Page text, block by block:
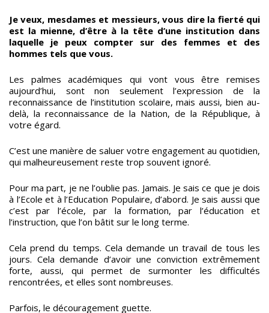
Je veux, mesdames et messieurs, vous dire la fierté qui
est la mienne, d’être à la tête d’une institution dans
laquelle je peux compter sur des femmes et des
hommes tels que vous.
Les palmes académiques qui vont vous être remises
aujourd’hui, sont non seulement l’expression de la
reconnaissance de l’institution scolaire, mais aussi, bien au-
delà, la reconnaissance de la Nation, de la République, à
votre égard.
C’est une manière de saluer votre engagement au quotidien,
qui malheureusement reste trop souvent ignoré.
Pour ma part, je ne l’oublie pas. Jamais. Je sais ce que je dois
à l’Ecole et à l’Education Populaire, d’abord. Je sais aussi que
c’est par l’école, par la formation, par l’éducation et
l’instruction, que l’on bâtit sur le long terme.
Cela prend du temps. Cela demande un travail de tous les
jours. Cela demande d’avoir une conviction extrêmement
forte, aussi, qui permet de surmonter les difficultés
rencontrées, et elles sont nombreuses.
Parfois, le découragement guette.